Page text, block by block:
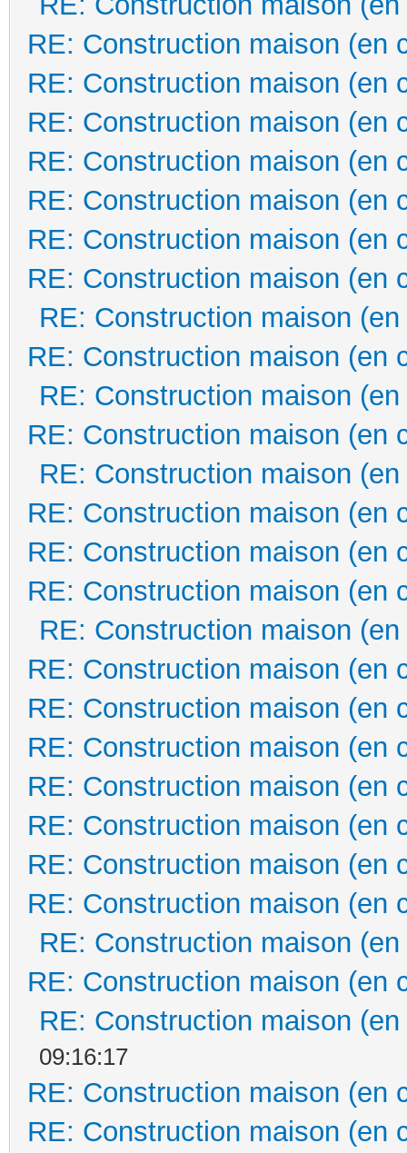
RE: Construction maison (en
RE: Construction maison (en
RE: Construction maison (en
RE: Construction maison (en
RE: Construction maison (en
RE: Construction maison (en
RE: Construction maison (en
RE: Construction maison
RE: Construction maison (en
RE: Construction maison
RE: Construction maison (en
RE: Construction maison
RE: Construction maison (en
RE: Construction maison (en
RE: Construction maison (en
RE: Construction maison
RE: Construction maison (en
RE: Construction maison (en
RE: Construction maison (en
RE: Construction maison (en
RE: Construction maison (en
RE: Construction maison (en
RE: Construction maison (en
RE: Construction maison
RE: Construction maison (en
RE: Construction maison
09:16:17
RE: Construction maison (en
RE: Construction maison (en